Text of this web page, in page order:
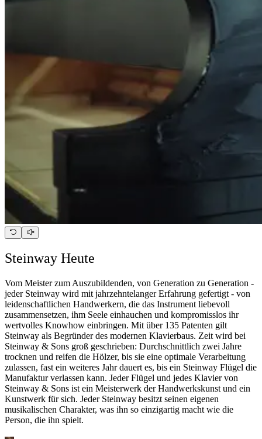
Steinway Heute
Vom Meister zum Auszubildenden, von Generation zu Generation -
jeder Steinway wird mit jahrzehntelanger Erfahrung gefertigt - von
leidenschaftlichen Handwerkern, die das Instrument liebevoll
zusammensetzen, ihm Seele einhauchen und kompromisslos ihr
wertvolles Knowhow einbringen. Mit über 135 Patenten gilt
Steinway als Begründer des modernen Klavierbaus. Zeit wird bei
Steinway ⁠&⁠ Sons groß geschrieben: Durchschnittlich zwei Jahre
trocknen und reifen die Hölzer, bis sie eine optimale Verarbeitung
zulassen, fast ein weiteres Jahr dauert es, bis ein Steinway Flügel die
Manufaktur verlassen kann. Jeder Flügel und jedes Klavier von
Steinway ⁠&⁠ Sons ist ein Meisterwerk der Handwerkskunst und ein
Kunstwerk für sich. Jeder Steinway besitzt seinen eigenen
musikalischen Charakter, was ihn so einzigartig macht wie die
Person, die ihn spielt.